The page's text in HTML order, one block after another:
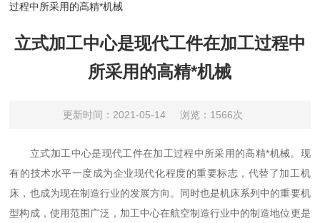
过程中所采用的高精*机械
立式加工中心是现代工件在加工过程中
所采用的高精*机械
更新时间：2021-05-14 浏览：1566次
立式加工中心是现代工件在加工过程中所采用的高精*机械。现
有的技术水平一度成为企业现代化程度的重要标志，代替了加工机
床，也成为现在制造行业的发展方向。同时也是机床系列中的重要机
型构成，使用范围广泛，加工中心在航空制造行业中的制造地位更是